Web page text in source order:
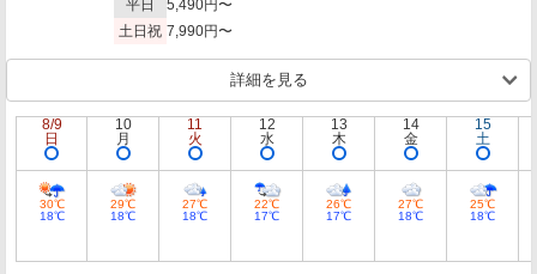
平日
5,490円〜
土日祝 7,990円〜
詳細を見る
8/9
日
30℃
18℃
10
月
29℃
18℃
11
火
27℃
18℃
12
水
22℃
17℃
13
木
26℃
17℃
14
金
27℃
18℃
15
土
25℃
18℃